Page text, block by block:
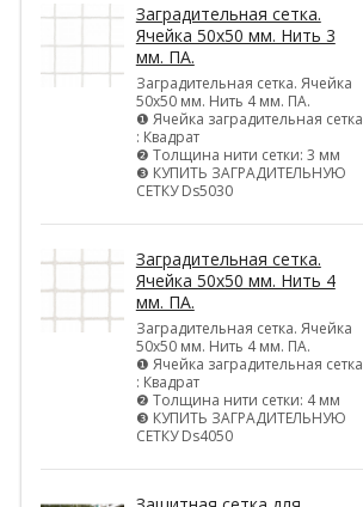
Заградительная сетка.
Ячейка 50х50 мм. Нить 3
мм. ПА.
Заградительная сетка. Ячейка
50х50 мм. Нить 4 мм. ПА.
❶ Ячейка заградительная сетка
: Квадрат
❷ Толщина нити сетки: 3 мм
❸ КУПИТЬ ЗАГРАДИТЕЛЬНУЮ
СЕТКУ Ds5030
Заградительная сетка.
Ячейка 50х50 мм. Нить 4
мм. ПА.
Заградительная сетка. Ячейка
50х50 мм. Нить 4 мм. ПА.
❶ Ячейка заградительная сетка
: Квадрат
❷ Толщина нити сетки: 4 мм
❸ КУПИТЬ ЗАГРАДИТЕЛЬНУЮ
СЕТКУ Ds4050